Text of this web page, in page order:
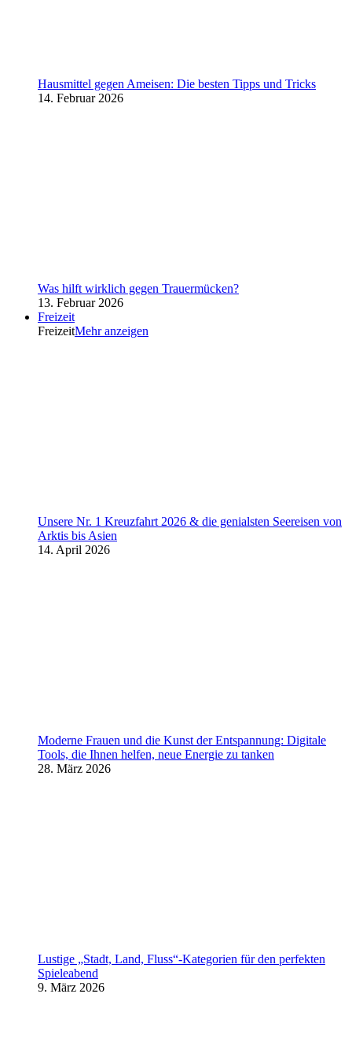
Hausmittel gegen Ameisen: Die besten Tipps und Tricks
14. Februar 2026
Was hilft wirklich gegen Trauermücken?
13. Februar 2026
Freizeit
FreizeitMehr anzeigen
Unsere Nr. 1 Kreuzfahrt 2026 & die genialsten Seereisen von
Arktis bis Asien
14. April 2026
Moderne Frauen und die Kunst der Entspannung: Digitale
Tools, die Ihnen helfen, neue Energie zu tanken
28. März 2026
Lustige „Stadt, Land, Fluss“-Kategorien für den perfekten
Spieleabend
9. März 2026